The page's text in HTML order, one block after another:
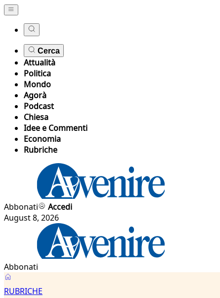
Cerca
Attualità
Politica
Mondo
Agorà
Podcast
Chiesa
Idee e Commenti
Economia
Rubriche
Abbonati
Accedi
August 8, 2026
Abbonati
RUBRICHE